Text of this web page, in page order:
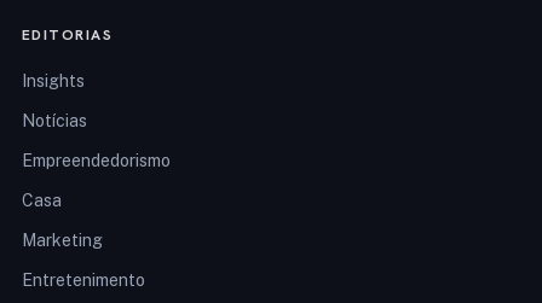
EDITORIAS
Insights
Notícias
Empreendedorismo
Casa
Marketing
Entretenimento